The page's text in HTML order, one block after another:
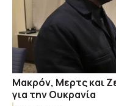
Μακρόν, Μερτς και
για την Ουκρανία